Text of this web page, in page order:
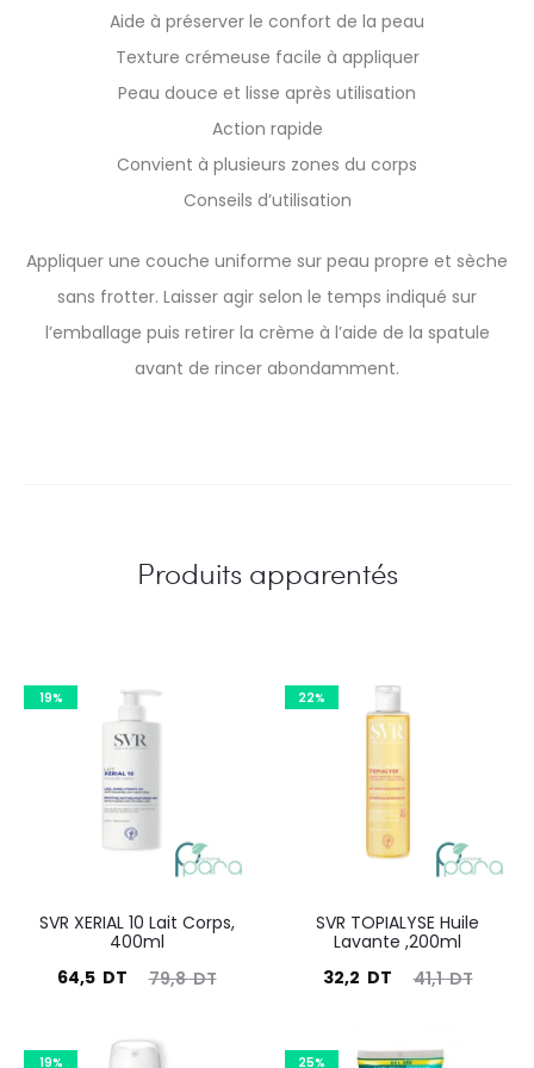
Aide à préserver le confort de la peau
Texture crémeuse facile à appliquer
Peau douce et lisse après utilisation
Action rapide
Convient à plusieurs zones du corps
Conseils d’utilisation
Appliquer une couche uniforme sur peau propre et sèche
sans frotter. Laisser agir selon le temps indiqué sur
l’emballage puis retirer la crème à l’aide de la spatule
avant de rincer abondamment.
Produits apparentés
19%
SVR XERIAL 10 Lait Corps,
400ml
79,8DT
Le
initial
64,5 DT
actuel
22%
SVR TOPIALYSE Huile
Lavante ,200ml
41,1DT
Le
initial
32,2 DT
actuel
19% 25%